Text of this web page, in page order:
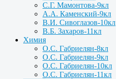
С.Г. Мамонтова-9кл
А.А. Каменский-9кл
В.И. Сивоглазов-10кл
В.Б. Захаров-11кл
Химия
О.С. Габриелян-8кл
О.С. Габриелян-9кл
О.С. Габриелян-10кл
О.С. Габриелян-11кл